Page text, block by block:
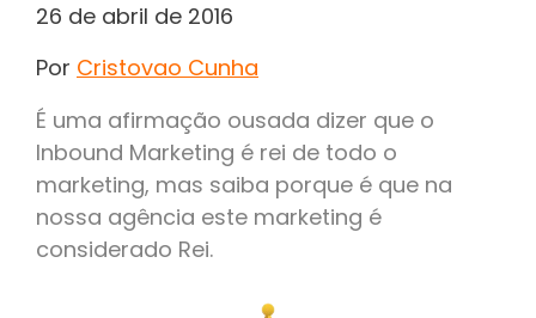
26 de abril de 2016
Por Cristovao Cunha
É uma afirmação ousada dizer que o
Inbound Marketing é rei de todo o
marketing, mas saiba porque é que na
nossa agência este marketing é
considerado Rei.